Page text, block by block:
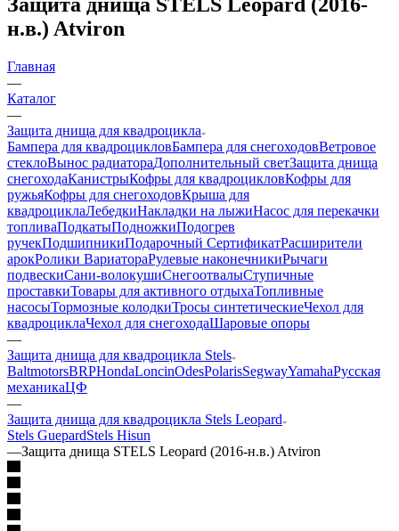
н.в.) Atviron
Главная
—
Каталог
—
Защита днища для квадроцикла
Бампера для квадроцикловБампера для снегоходовВетровое
стеклоВынос радиатораДополнительный светЗащита днища
снегоходаКанистрыКофры для квадроцикловКофры для
ружьяКофры для снегоходовКрыша для
квадроциклаЛебедкиНакладки на лыжиНасос для перекачки
топливаПодкатыПодножкиПодогрев
ручекПодшипникиПодарочный СертификатРасширители
арокРолики ВариатораРулевые наконечникиРычаги
подвескиСани-волокушиСнегоотвалыСтупичные
проставкиТовары для активного отдыхаТопливные
насосыТормозные колодкиТросы синтетическиеЧехол для
квадроциклаЧехол для снегоходаШаровые опоры
—
Защита днища для квадроцикла Stels
BaltmotorsBRPHondaLoncinOdesPolarisSegwayYamahaРусская
механикаЦФ
—
Защита днища для квадроцикла Stels Leopard
Stels GuepardStels Hisun
—Защита днища STELS Leopard (2016-н.в.) Atviron